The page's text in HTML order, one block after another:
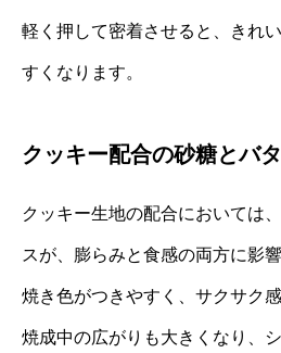
軽く押して密着させると、きれ
すくなります。
クッキー配合の砂糖とバ
クッキー生地の配合においては
スが、膨らみと食感の両方に影
焼き色がつきやすく、サクサク
焼成中の広がりも大きくなり、